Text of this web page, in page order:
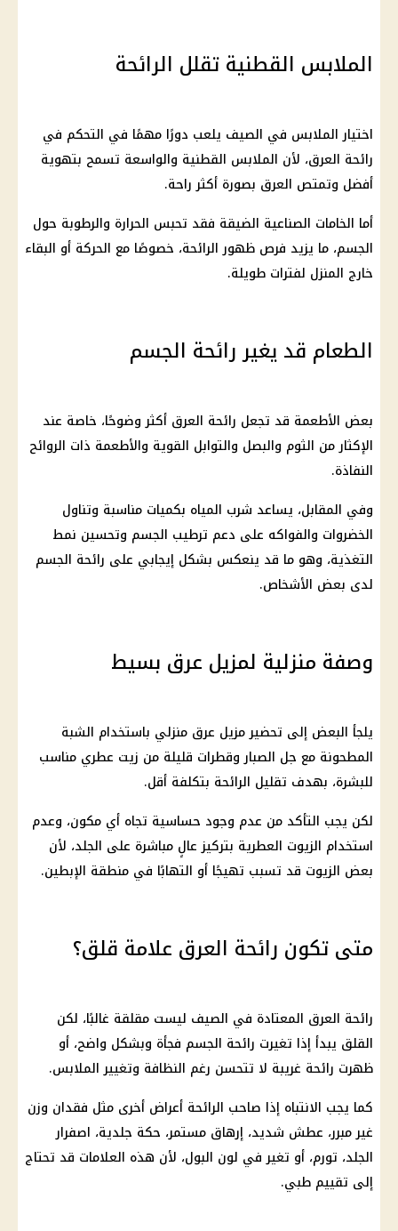
الملابس القطنية تقلل الرائحة
اختيار الملابس في الصيف يلعب دورًا مهمًا في التحكم في
رائحة العرق، لأن الملابس القطنية والواسعة تسمح بتهوية
أفضل وتمتص العرق بصورة أكثر راحة.
أما الخامات الصناعية الضيقة فقد تحبس الحرارة والرطوبة حول
الجسم، ما يزيد فرص ظهور الرائحة، خصوصًا مع الحركة أو البقاء
خارج المنزل لفترات طويلة.
الطعام قد يغير رائحة الجسم
بعض الأطعمة قد تجعل رائحة العرق أكثر وضوحًا، خاصة عند
الإكثار من الثوم والبصل والتوابل القوية والأطعمة ذات الروائح
النفاذة.
وفي المقابل، يساعد شرب المياه بكميات مناسبة وتناول
الخضروات والفواكه على دعم ترطيب الجسم وتحسين نمط
التغذية، وهو ما قد ينعكس بشكل إيجابي على رائحة الجسم
لدى بعض الأشخاص.
وصفة منزلية لمزيل عرق بسيط
يلجأ البعض إلى تحضير مزيل عرق منزلي باستخدام الشبة
المطحونة مع جل الصبار وقطرات قليلة من زيت عطري مناسب
للبشرة، بهدف تقليل الرائحة بتكلفة أقل.
لكن يجب التأكد من عدم وجود حساسية تجاه أي مكون، وعدم
استخدام الزيوت العطرية بتركيز عالٍ مباشرة على الجلد، لأن
بعض الزيوت قد تسبب تهيجًا أو التهابًا في منطقة الإبطين.
متى تكون رائحة العرق علامة قلق؟
رائحة العرق المعتادة في الصيف ليست مقلقة غالبًا، لكن
القلق يبدأ إذا تغيرت رائحة الجسم فجأة وبشكل واضح، أو
ظهرت رائحة غريبة لا تتحسن رغم النظافة وتغيير الملابس.
كما يجب الانتباه إذا صاحب الرائحة أعراض أخرى مثل فقدان وزن
غير مبرر، عطش شديد، إرهاق مستمر، حكة جلدية، اصفرار
الجلد، تورم، أو تغير في لون البول، لأن هذه العلامات قد تحتاج
إلى تقييم طبي.